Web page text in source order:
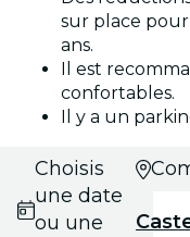
sur place
ans.
Il est
confortables.
Il y a un
Choisis
une date
ou une